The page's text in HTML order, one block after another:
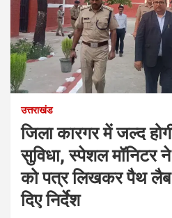
उत्तराखंड
जिला कारगर में जल्द
सुविधा, स्पेशल
को पत्र लिखकर पैथ
दिए निर्देश